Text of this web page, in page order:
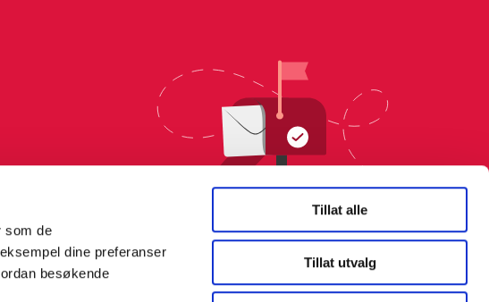
som de
dine preferanser
besøkende
Tillat alle
Tillat utvalg